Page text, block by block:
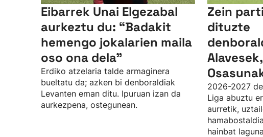
Eibarrek Unai Elgezabal
aurkeztu du: “Badakit
hemengo jokalarien maila
oso ona dela”
Erdiko atzelaria talde armaginera
bueltatu da; azken bi denboraldiak
Levanten eman ditu. Ipuruan izan da
aurkezpena, ostegunean.
Zein
dituzte
2026-2027
Liga abuztu
aurretik,
hainbat